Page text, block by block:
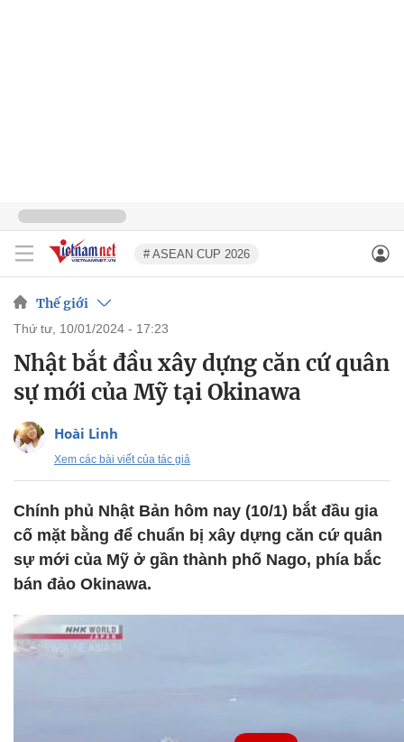
# ASEAN CUP 2026
Thế giới
thứ tư, 10/01/2024 - 17:23
Nhật bắt đầu xây dựng căn cứ quân
sự mới của Mỹ tại Okinawa
Hoài Linh
Xem các bài viết của tác giả
Chính phủ Nhật Bản hôm nay (10/1) bắt đầu gia
cố mặt bằng để chuẩn bị xây dựng căn cứ quân
sự mới của Mỹ ở gần thành phố Nago, phía bắc
bán đảo Okinawa.